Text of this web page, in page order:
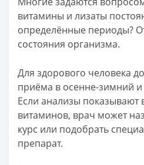
витамины и лизаты
определённые периоды?
состояния организма.
Для здорового человека
приёма в осенне-зимний
Если анализы
витаминов, врач может
курс или подобрать
препарат.